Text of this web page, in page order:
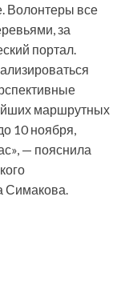
Волонтеры все
за
портал.
маршрутных
10 ноября,
— пояснила
Симакова.